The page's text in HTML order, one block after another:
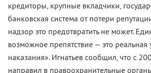
кредиторы, крупные вкладчики,
банковская система от потери
надзор это предотвратить не может.
возможное препятствие — это реальная
наказания». Игнатьев сообщил, что с
направил в правоохранительные